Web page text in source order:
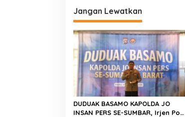
g
a
s
i
p
o
s
Jangan Lewatkan
DUDUAK BASAMO KAPOLDA JO
INSAN PERS SE-SUMBAR, Irjen Pol.